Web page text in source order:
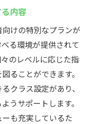
内容
向けの特別なプランが
る環境が提供されて
のレベルに応じた指
ることができます。
クラス設定があり、
うサポートします。
も充実しているた